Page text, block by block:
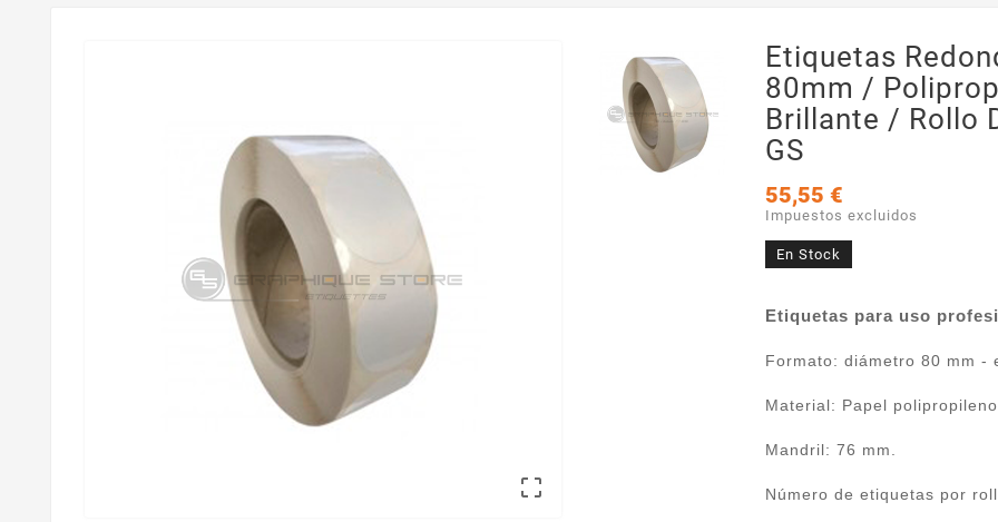

Etiquetas
80mm /
Brillante / Rollo
GS
55,55 €
Impuestos excluidos
En Stock
Etiquetas para uso
Formato: diámetro 80 mm -
Material: Papel
Mandril: 76 mm.
Número de etiquetas por